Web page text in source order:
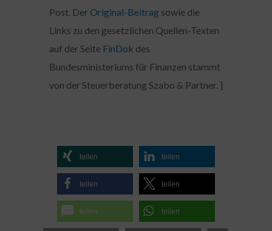
Post. Der Original-Beitragsowie die
Links zu den gesetzlichen Quellen-Texten
auf der Seite FinDok des
Bundesministeriums für Finanzen stammt
von der Steuerberatung Szabo & Partner. ]
teilen teilen
teilen teilen
teilen teilen